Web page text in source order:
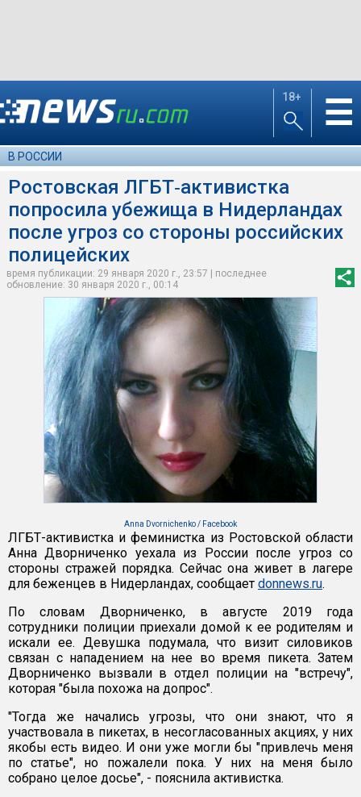
18+ ☰
В РОССИИ
Ростовская ЛГБТ‑активистка
попросила убежища в Нидерландах
после угроз со стороны российских
полицейских
время публикации: 29 января 2020 г., 23:57 | последнее
обновление: 30 января 2020 г., 00:14
Anna Dvornichenko / Facebook
ЛГБТ-активистка и феминистка из Ростовской области
Анна Дворниченко уехала из России после угроз со
стороны стражей порядка. Сейчас она живет в лагере
для беженцев в Нидерландах, сообщает donnews.ru.
По словам Дворниченко, в августе 2019 года
сотрудники полиции приехали домой к ее родителям и
искали ее. Девушка подумала, что визит силовиков
связан с нападением на нее во время пикета. Затем
Дворниченко вызвали в отдел полиции на "встречу",
которая "была похожа на допрос".
"Тогда же начались угрозы, что они знают, что я
участвовала в пикетах, в несогласованных акциях, у них
якобы есть видео. И они уже могли бы "привлечь меня
по статье", но пожалели пока. У них на меня было
собрано целое досье", - пояснила активистка.